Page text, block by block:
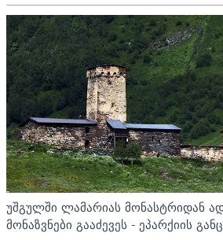
უშგულში ლამარიას მონასტრიდან
მონაზვნები გააძევეს - ეპარქიის